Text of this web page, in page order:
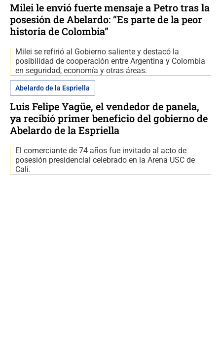
Milei le envió fuerte mensaje a Petro tras la
posesión de Abelardo: “Es parte de la peor
historia de Colombia”
Milei se refirió al Gobierno saliente y destacó la
posibilidad de cooperación entre Argentina y Colombia
en seguridad, economía y otras áreas.
Abelardo de la Espriella
Luis Felipe Yagüe, el vendedor de panela,
ya recibió primer beneficio del gobierno de
Abelardo de la Espriella
El comerciante de 74 años fue invitado al acto de
posesión presidencial celebrado en la Arena USC de
Cali.